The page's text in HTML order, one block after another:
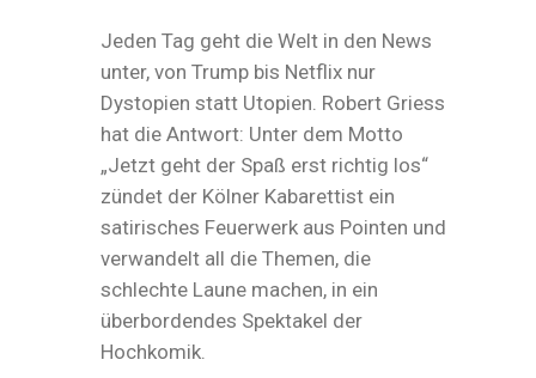
Jeden Tag geht die Welt in den News
unter, von Trump bis Netflix nur
Dystopien statt Utopien. Robert Griess
hat die Antwort: Unter dem Motto
„Jetzt geht der Spaß erst richtig los“
zündet der Kölner Kabarettist ein
satirisches Feuerwerk aus Pointen und
verwandelt all die Themen, die
schlechte Laune machen, in ein
überbordendes Spektakel der
Hochkomik.